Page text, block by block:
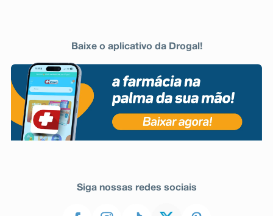
Baixe o aplicativo da Drogal!
Siga nossas redes sociais